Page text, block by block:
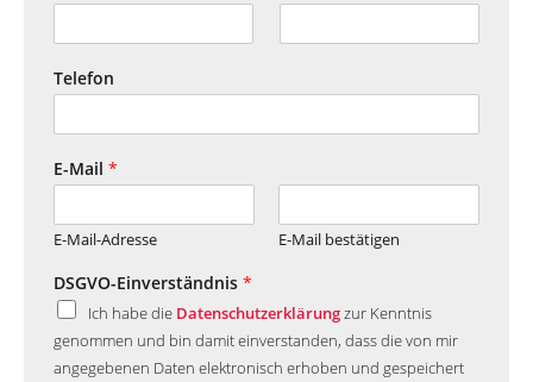
Telefon
E-Mail *
E-Mail-Adresse E-Mail bestätigen
DSGVO-Einverständnis *
Ich habe die Datenschutzerklärungzur Kenntnis
genommen und bin damit einverstanden, dass die von mir
angegebenen Daten elektronisch erhoben und gespeichert